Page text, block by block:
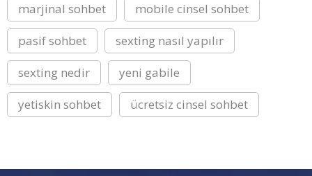
marjinal sohbet
mobile cinsel sohbet
pasif sohbet
sexting nasıl yapılır
sexting nedir
yeni gabile
yetiskin sohbet
ücretsiz cinsel sohbet